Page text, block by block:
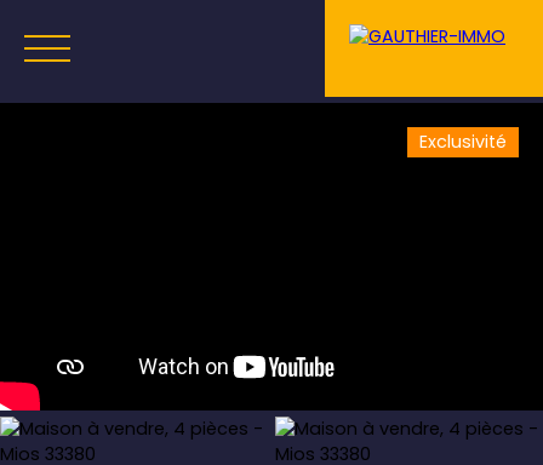
Estimation
Exclusivité